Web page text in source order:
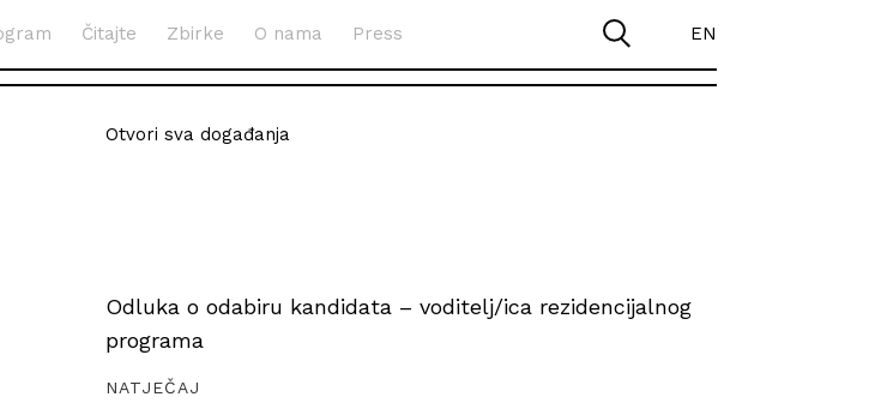
Čitajte Zbirke O nama Press EN
Otvori sva događanja
Odluka o odabiru kandidata – voditelj/ica rezidencijalnog
programa
NATJEČAJ